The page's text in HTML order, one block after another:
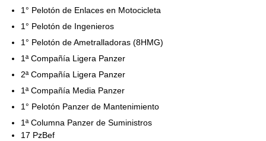
1° Pelotón de Enlaces en Motocicleta
1° Pelotón de Ingenieros
1° Pelotón de Ametralladoras (8HMG)
1ª Compañía Ligera Panzer
2ª Compañía Ligera Panzer
1ª Compañía Media Panzer
1° Pelotón Panzer de Mantenimiento
1ª Columna Panzer de Suministros
17 PzBef